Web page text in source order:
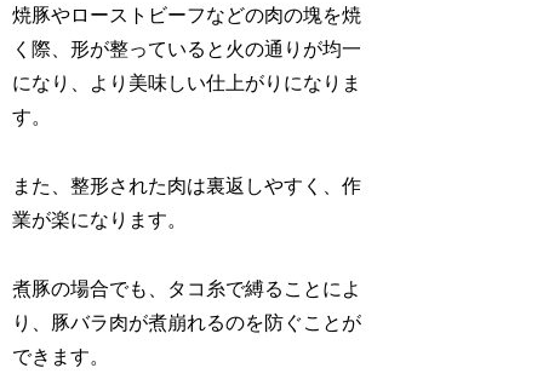
焼豚やローストビーフなどの肉の塊を焼
く際、形が整っていると火の通りが均一
になり、より美味しい仕上がりになりま
す。
また、整形された肉は裏返しやすく、作
業が楽になります。
煮豚の場合でも、タコ糸で縛ることによ
り、豚バラ肉が煮崩れるのを防ぐことが
できます。